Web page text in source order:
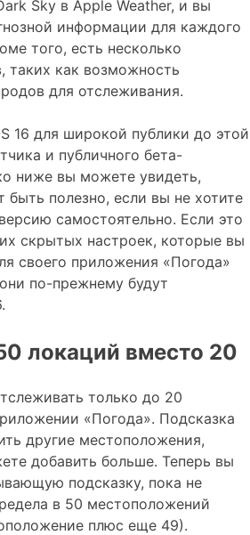
Sky в Apple Weather, и вы
информации для каждого
того, есть несколько
таких как возможность
для отслеживания.
16 для широкой публики до этой
и публичного бета-
ниже вы можете увидеть,
быть полезно, если вы не хотите
самостоятельно. Если это
скрытых настроек, которые вы
своего приложения «Погода»
по-прежнему будут
локаций вместо 20
только до 20
«Погода». Подсказка
другие местоположения,
добавить больше. Теперь вы
подсказку, пока не
в 50 местоположений
плюс еще 49).